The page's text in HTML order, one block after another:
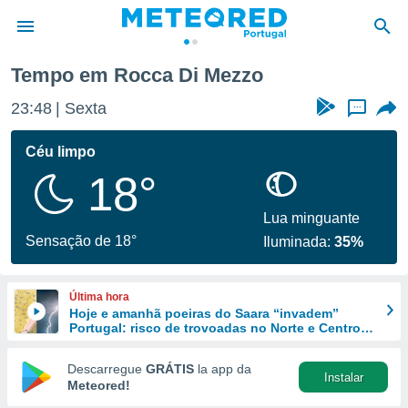
da
foi
fornecidas
a este
das
e
forma
digital
Tempo em Rocca Di Mezzo
23:48 Sexta ...
Céu limpo
18°
Sensação de 18°
Lua minguante
Iluminada:35%
Última hora
Hoje e amanhã poeiras do Saara “invadem”
Portugal: risco de trovoadas no Norte e Centro
Descarregue GRÁTIS la app da
Meteored!
Instalar